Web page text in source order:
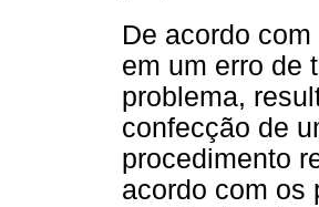
De acordo
em um erro de
problema,
confecção de
procedimento
acordo com os